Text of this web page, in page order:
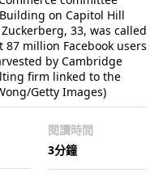
on Capitol Hill
33, was called
million Facebook users
by Cambridge
firm linked to the
Getty Images)
閱讀時間
3分鐘